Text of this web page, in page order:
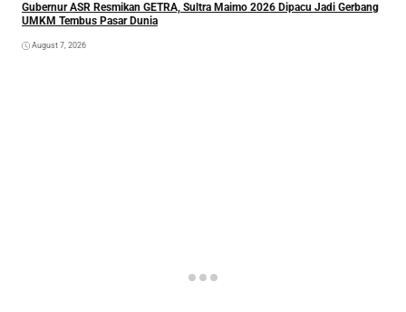
Gubernur ASR Resmikan GETRA, Sultra Maimo 2026 Dipacu Jadi Gerbang
UMKM Tembus Pasar Dunia
August 7, 2026